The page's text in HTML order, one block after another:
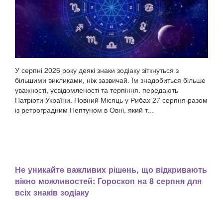
У серпні 2026 року деякі знаки зодіаку зіткнуться з
більшими викликами, ніж зазвичай. Їм знадобиться більше
уважності, усвідомленості та терпіння. передають
Патріоти України. Повний Місяць у Рибах 27 серпня разом
із ретроградним Нептуном в Овні, який т...
Не уникайте важливих рішень, що відкривають
вікно можливостей: Гороскоп на 8 серпня для
всіх знаків зодіаку